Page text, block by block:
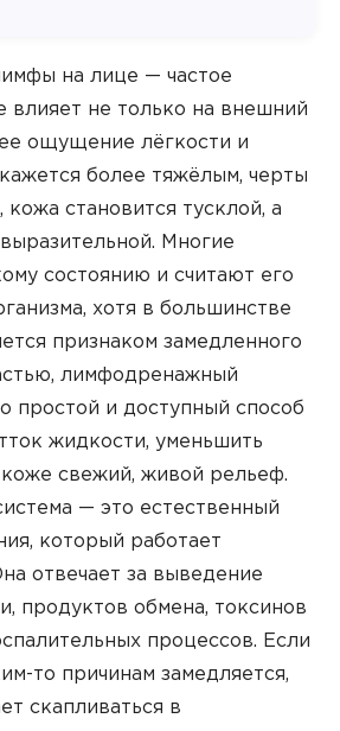
на лице — частое
влияет не только на внешний
ощущение лёгкости и
более тяжёлым, черты
кожа становится тусклой, а
Многие
состоянию и считают его
хотя в большинстве
признаком замедленного
лимфодренажный
простой и доступный способ
жидкости, уменьшить
свежий, живой рельеф.
— это естественный
который работает
отвечает за выведение
продуктов обмена, токсинов
процессов. Если
то причинам замедляется,
скапливаться в